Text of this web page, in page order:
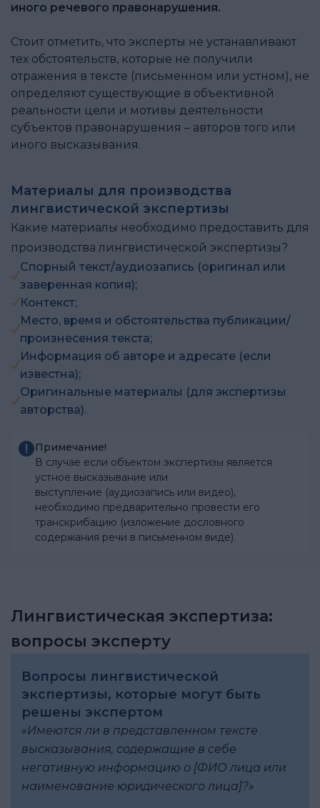
иного речевого правонарушения.
Стоит отметить, что эксперты не устанавливают
тех обстоятельств, которые не получили
отражения в тексте (письменном или устном), не
определяют существующие в объективной
реальности цели и мотивы деятельности
субъектов правонарушения – авторов того или
иного высказывания.
Материалы для производства
лингвистической экспертизы
Какие материалы необходимо предоставить для
производства лингвистической экспертизы?
Спорный текст/аудиозапись (оригинал или
заверенная копия);
Контекст;
Место, время и обстоятельства публикации/
произнесения текста;
Информация об авторе и адресате (если
известна);
Оригинальные материалы (для экспертизы
авторства).
Примечание!
В случае если объектом экспертизы является
устное высказывание или
выступление (аудиозапись или видео),
необходимо предварительно провести его
транскрибацию (изложение дословного
содержания речи в письменном виде).
Лингвистическая экспертиза:
вопросы эксперту
Вопросы лингвистической
экспертизы, которые могут быть
решены экспертом
«Имеются ли в представленном тексте
высказывания, содержащие в себе
негативную информацию о [ФИО лица или
наименование юридического лица]?»